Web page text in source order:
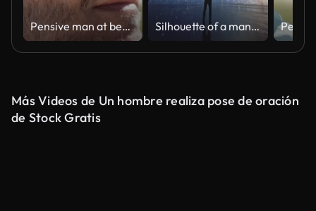
Pensive man at beach looking into distance Silhouette of a man looking at the beauty of universe, stars and milky way. Zoom in. Infinite universe. Edge of the world. Looking into the future. Power of imagination. Cinematic concept clip.
Más Videos de Un hombre realiza pose de oración
de Stock Gratis